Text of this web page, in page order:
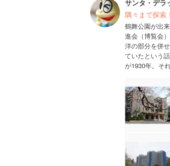
サンタ・デラ
隅々まで探索
鶴舞公園が出
進会（博覧会
洋の部分を併
ていたという
が1930年。そ